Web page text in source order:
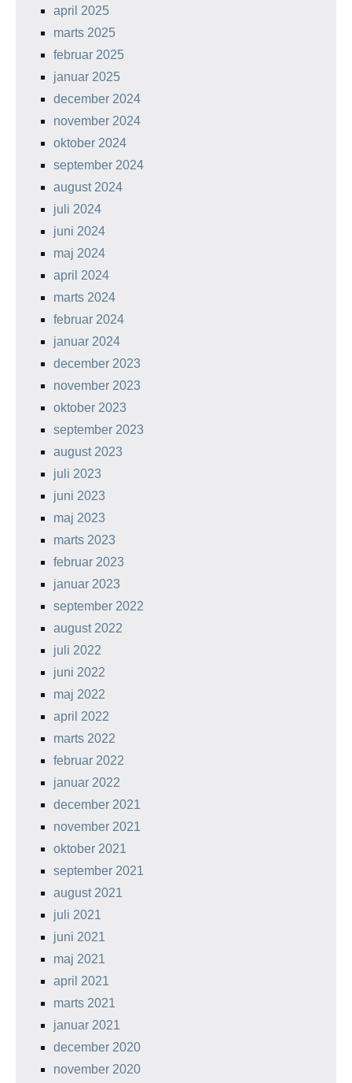
april 2025
marts 2025
februar 2025
januar 2025
december 2024
november 2024
oktober 2024
september 2024
august 2024
juli 2024
juni 2024
maj 2024
april 2024
marts 2024
februar 2024
januar 2024
december 2023
november 2023
oktober 2023
september 2023
august 2023
juli 2023
juni 2023
maj 2023
marts 2023
februar 2023
januar 2023
september 2022
august 2022
juli 2022
juni 2022
maj 2022
april 2022
marts 2022
februar 2022
januar 2022
december 2021
november 2021
oktober 2021
september 2021
august 2021
juli 2021
juni 2021
maj 2021
april 2021
marts 2021
januar 2021
december 2020
november 2020